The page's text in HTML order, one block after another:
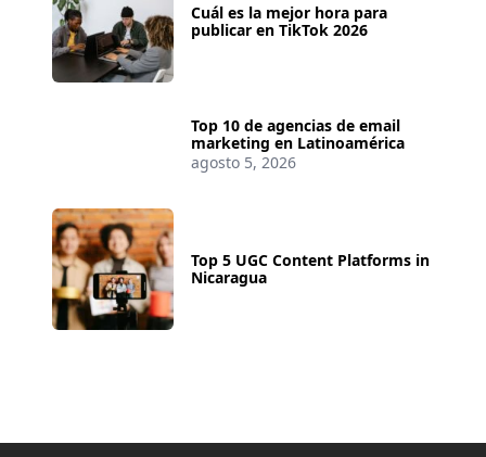
Cuál es la mejor hora para
publicar en TikTok 2026
Top 10 de agencias de email
marketing en Latinoamérica
agosto 5, 2026
Top 5 UGC Content Platforms in
Nicaragua